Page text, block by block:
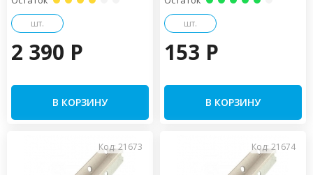
шт.
2 390 P
В КОРЗИНУ
шт.
153 P
В КОРЗИНУ
Код: 21673 Код: 21674